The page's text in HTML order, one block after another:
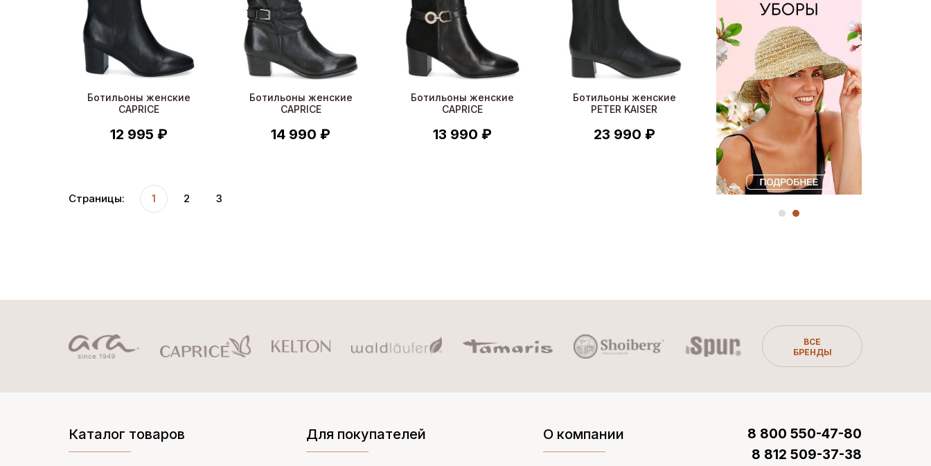
Ботильоны женские
CAPRICE
12 995 ₽
Ботильоны женские
CAPRICE
14 990 ₽
Ботильоны женские
CAPRICE
13 990 ₽
Ботильоны женские
PETER KAISER
23 990 ₽
Страницы: 1 2 3
ВСЕ
БРЕНДЫ
Каталог товаров Для покупателей О компании
8 800 550-47-80
8 812 509-37-38